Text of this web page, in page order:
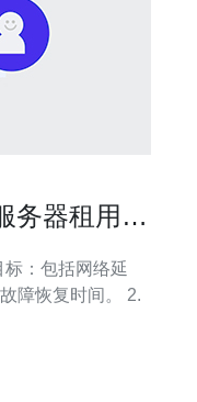
务器租用供
障恢复时间。 2.
、关键故障恢复